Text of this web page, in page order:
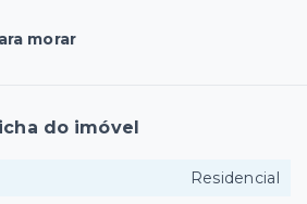
morar
do imóvel
Residencial